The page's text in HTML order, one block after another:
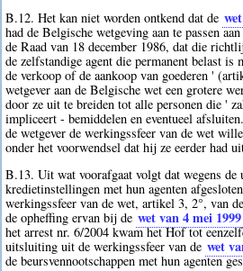
B.12. Het kan niet worden ontkend dat de
had de Belgische wetgeving aan te passen
de Raad van 18 december 1986, dat die
de zelfstandige agent die permanent belast is
de verkoop of de aankoop van goederen '
wetgever aan de Belgische wet een grotere
door ze uit te breiden tot alle personen die '
impliceert - bemiddelen en eventueel
de wetgever de werkingssfeer van de wet
onder het voorwendsel dat hij ze eerder had
B.13. Uit wat voorafgaat volgt dat wegens
kredietinstellingen met hun agenten
werkingssfeer van de wet, artikel 3, 2°, van de
de opheffing ervan bij de wet van 4 mei 1999
het arrest nr. 6/2004 kwam het Hof tot
uitsluiting uit de werkingssfeer van de wet
de beursvennootschappen met hun agenten